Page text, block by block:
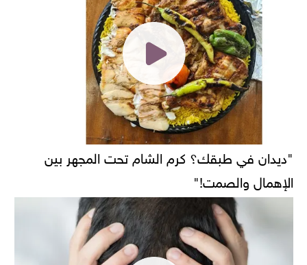
"ديدان في طبقك؟ كرم الشام تحت المجهر بين
الإهمال والصمت!"